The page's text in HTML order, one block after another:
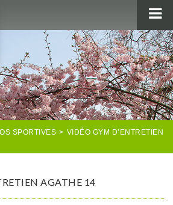
SPORTIVES > VIDÉO GYM D’ENTRETIEN
AGATHE 14